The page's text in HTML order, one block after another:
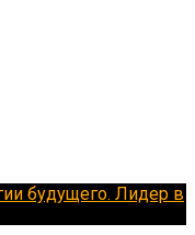
будущего. Лидер в